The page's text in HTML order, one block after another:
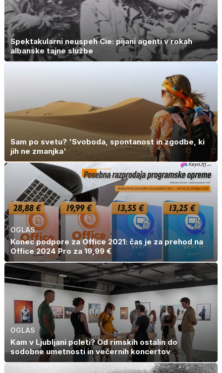
Spektakularni neuspeh Cie: pijani agenti v rokah
albanske tajne službe
Sam po svetu? 'Svoboda, spontanost in zgodbe, ki
jih ne zmanjka'
OGLAS
Konec podpore za Office 2021: čas je za prehod na
Office 2024 Pro za 19,99 €
OGLAS
Kam v Ljubljani poleti? Od rimskih ostalin do
sodobne umetnosti in večernih koncertov